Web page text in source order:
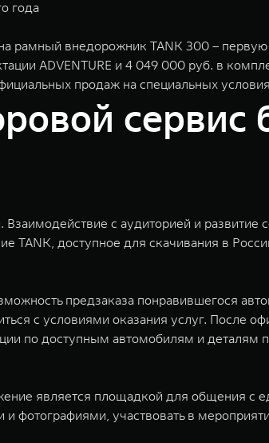
года
рамный внедорожник TANK 300 –
ADVENTURE и 4 049 000 руб. в
продаж на специальных
сервис
с аудиторией и
доступное для скачивания в
предзаказа понравившегося
с условиями оказания услуг. После
по доступным автомобилям и деталям
является площадкой для общения с
фотографиями, участвовать в